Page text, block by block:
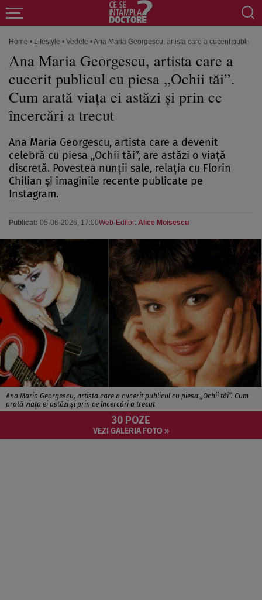
Home • Lifestyle • Vedete •Ana Maria Georgescu, artista care a cucerit publicul
Ana Maria Georgescu, artista care a
cucerit publicul cu piesa „Ochii tăi”.
Cum arată viața ei astăzi și prin ce
încercări a trecut
Ana Maria Georgescu, artista care a devenit
celebră cu piesa „Ochii tăi”, are astăzi o viață
discretă. Povestea nunții sale, relația cu Florin
Chilian și imaginile recente publicate pe
Instagram.
Publicat: 05-06-2026, 17:00Web-Editor: Alice Moisescu
Ana Maria Georgescu, artista care a cucerit publicul cu piesa „Ochii tăi”. Cum
arată viața ei astăzi și prin ce încercări a trecut
30 POZE
VEZI GALERIA FOTO »